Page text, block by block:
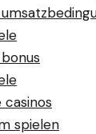
casinos
spielen